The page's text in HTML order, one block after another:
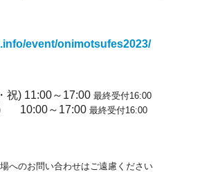
event/onimotsufes2023/
祝) 11:00～17:00 最終受付16:00
～17:00 最終受付16:00
へのお問い合わせはご遠慮ください